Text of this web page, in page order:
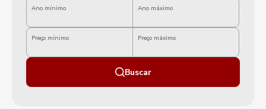
Ano mínimo Ano máximo
Preço mínimo Preço máximo
Buscar